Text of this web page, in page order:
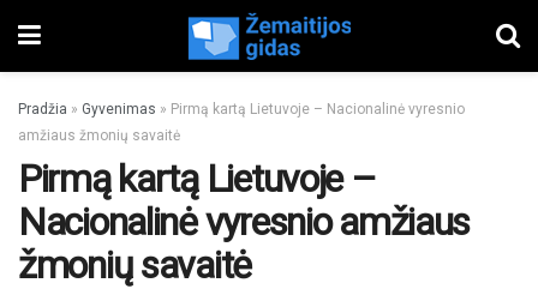
Pradžia » Gyvenimas » Pirmą kartą Lietuvoje – Nacionalinė vyresnio
amžiaus žmonių savaitė
Pirmą kartą Lietuvoje –
Nacionalinė vyresnio amžiaus
žmonių savaitė